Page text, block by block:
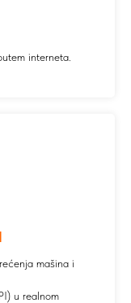
interneta.
mašina i
u realnom